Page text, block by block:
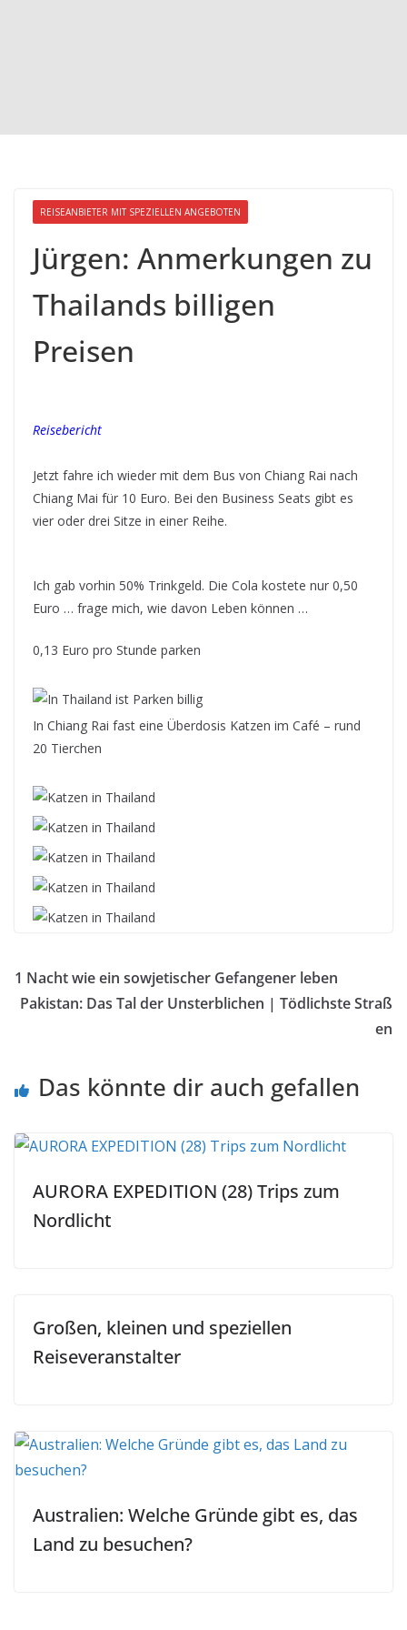
REISEANBIETER MIT SPEZIELLEN ANGEBOTEN
Jürgen: Anmerkungen zu
Thailands billigen
Preisen
Reisebericht
Jetzt fahre ich wieder mit dem Bus von Chiang Rai nach
Chiang Mai für 10 Euro. Bei den Business Seats gibt es
vier oder drei Sitze in einer Reihe.
Ich gab vorhin 50% Trinkgeld. Die Cola kostete nur 0,50
Euro … frage mich, wie davon Leben können …
0,13 Euro pro Stunde parken
In Chiang Rai fast eine Überdosis Katzen im Café – rund
20 Tierchen
1 Nacht wie ein sowjetischer Gefangener leben
Pakistan: Das Tal der Unsterblichen | Tödlichste Straß
en
Das könnte dir auch gefallen
AURORA EXPEDITION (28) Trips zum
Nordlicht
Großen, kleinen und speziellen
Reiseveranstalter
Australien: Welche Gründe gibt es, das
Land zu besuchen?